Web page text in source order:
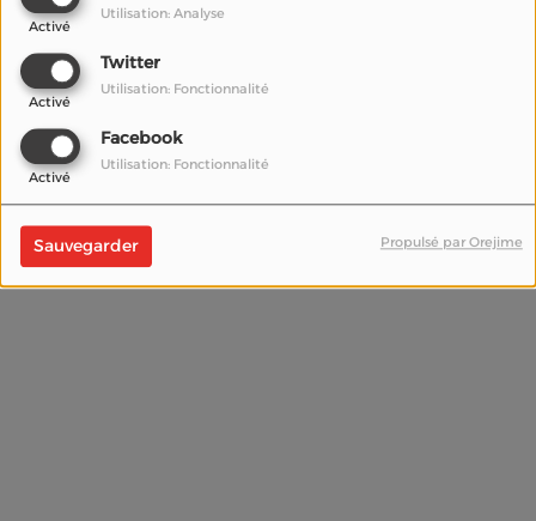
Activé
Utilisation: Analyse
Twitter
Activé
Utilisation: Fonctionnalité
Facebook
Activé
Utilisation: Fonctionnalité
Sauvegarder Propulsé par Orejime
(Le mot de passe est obligatoire)
Se connecter